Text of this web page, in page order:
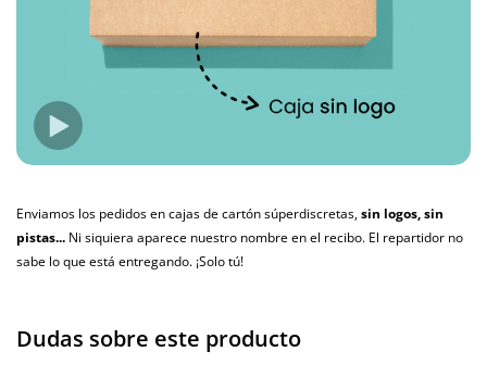
Enviamos los pedidos en cajas de cartón súperdiscretas,sin logos, sin
pistas... Ni siquiera aparece nuestro nombre en el recibo. El repartidor no
sabe lo que está entregando. ¡Solo tú!
Dudas sobre este producto